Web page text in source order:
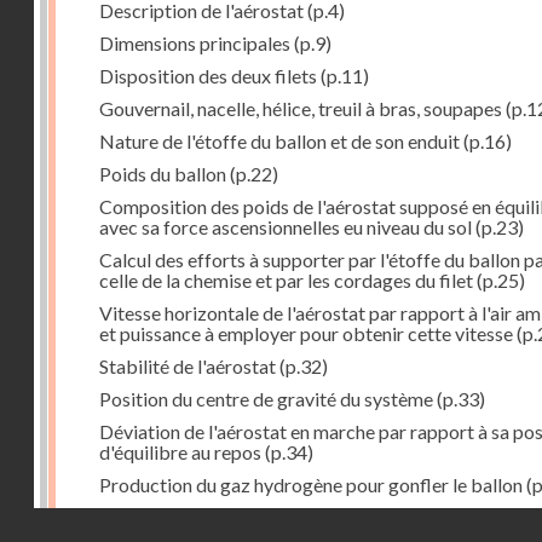
Description de l'aérostat(p.4)
Dimensions principales (p.9)
Disposition des deux filets (p.11)
Gouvernail, nacelle, hélice, treuil à bras, soupapes
Nature de l'étoffe du ballon et de son enduit(p.16)
Poids du ballon(p.22)
Composition des poids de l'aérostat supposé en
avec sa force ascensionnelles eu niveau du sol(p.23)
Calcul des efforts à supporter par l'étoffe du ballon
celle de la chemise et par les cordages du filet(p.25)
Vitesse horizontale de l'aérostat par rapport à l'air
et puissance à employer pour obtenir cette vitesse
Stabilité de l'aérostat(p.32)
Position du centre de gravité du système(p.33)
Déviation de l'aérostat en marche par rapport à sa
d'équilibre au repos (p.34)
Production du gaz hydrogène pour gonfler le ballon